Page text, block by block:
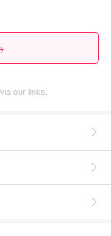
our links.